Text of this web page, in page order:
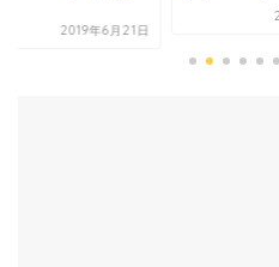
2019年6月21日